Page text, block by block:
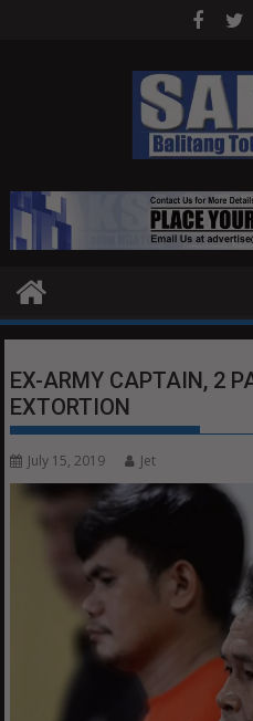
EX-ARMY CAPTAIN, 2
EXTORTION
July 15, 2019 Jet